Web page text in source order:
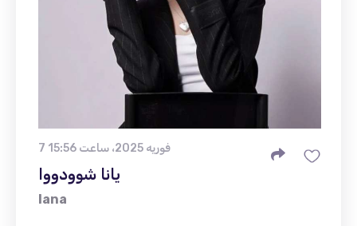
7 فوریه 2025، ساعت 15:56
یانا شوودووا
Iana